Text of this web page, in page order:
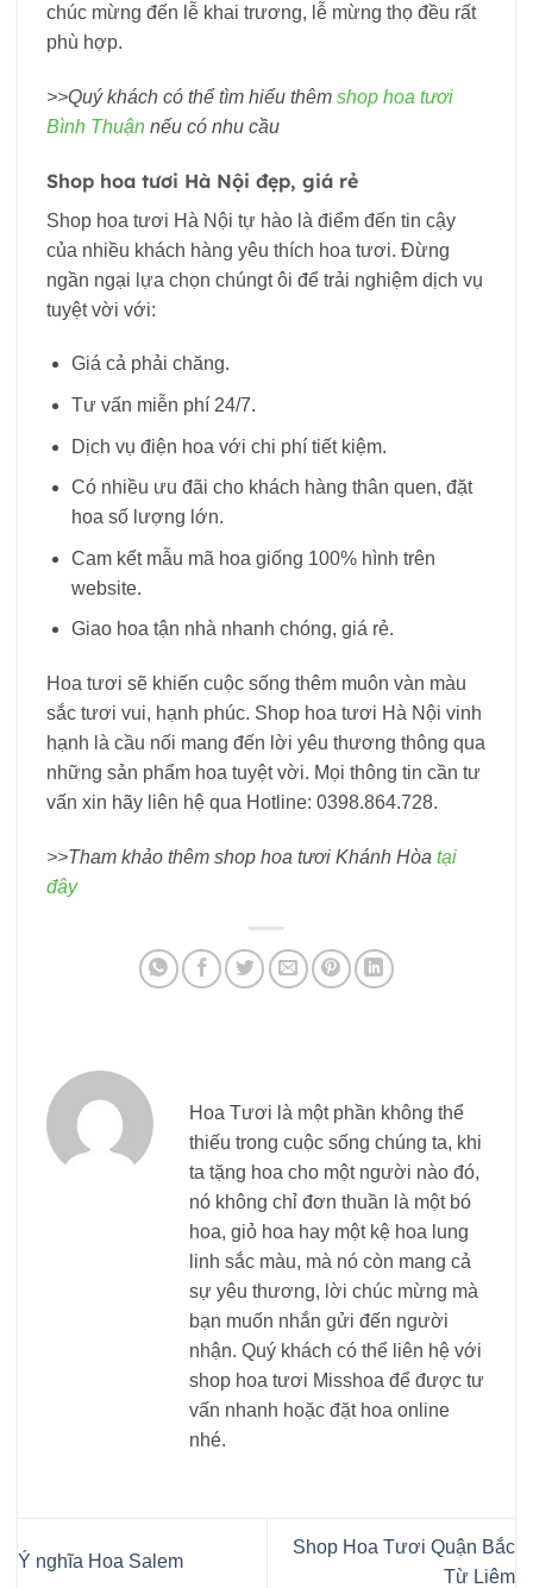
chúc mừng đến lễ khai trương, lễ mừng thọ đều rất
phù hợp.
>>Quý khách có thể tìm hiểu thêm shop hoa tươi
Bình Thuận nếu có nhu cầu
Shop hoa tươi Hà Nội đẹp, giá rẻ
Shop hoa tươi Hà Nội tự hào là điểm đến tin cậy
của nhiều khách hàng yêu thích hoa tươi. Đừng
ngần ngại lựa chọn chúngt ôi để trải nghiệm dịch vụ
tuyệt vời với:
Giá cả phải chăng.
Tư vấn miễn phí 24/7.
Dịch vụ điện hoa với chi phí tiết kiệm.
Có nhiều ưu đãi cho khách hàng thân quen, đặt
hoa số lượng lớn.
Cam kết mẫu mã hoa giống 100% hình trên
website.
Giao hoa tận nhà nhanh chóng, giá rẻ.
Hoa tươi sẽ khiến cuộc sống thêm muôn vàn màu
sắc tươi vui, hạnh phúc. Shop hoa tươi Hà Nội vinh
hạnh là cầu nối mang đến lời yêu thương thông qua
những sản phẩm hoa tuyệt vời. Mọi thông tin cần tư
vấn xin hãy liên hệ qua Hotline: 0398.864.728.
>>Tham khảo thêm shop hoa tươi Khánh Hòa tại
đây
Hoa Tươi là một phần không thể
thiếu trong cuộc sống chúng ta, khi
ta tặng hoa cho một người nào đó,
nó không chỉ đơn thuần là một bó
hoa, giỏ hoa hay một kệ hoa lung
linh sắc màu, mà nó còn mang cả
sự yêu thương, lời chúc mừng mà
bạn muốn nhắn gửi đến người
nhận. Quý khách có thể liên hệ với
shop hoa tươi Misshoa để được tư
vấn nhanh hoặc đặt hoa online
nhé.
Ý nghĩa Hoa Salem
Shop Hoa Tươi Quận Bắc
Từ Liêm